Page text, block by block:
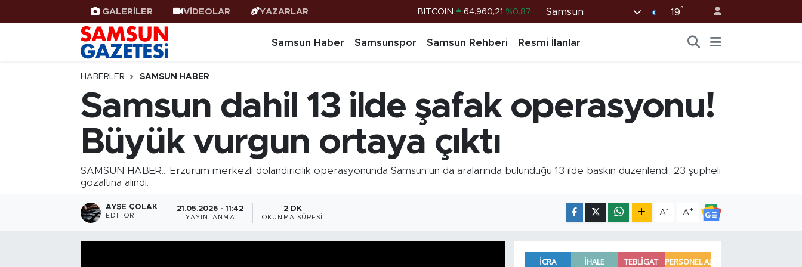
GALERİLER VİDEOLAR YAZARLAR DOLAR 47,7436 %0.18
BİST100 13.779 %-14
BITCOIN 64.960,21 %0.87
Samsun 19°
Samsun Haber Samsunspor Samsun Rehberi Resmi İlanlar
HABERLER SAMSUN HABER
Samsun dahil 13 ilde şafak operasyonu!
Büyük vurgun ortaya çıktı
SAMSUN HABER... Erzurum merkezli dolandırıcılık operasyonunda Samsun’un da aralarında bulunduğu 13 ilde baskın düzenlendi. 23 şüpheli
gözaltına alındı.
AYŞE ÇOLAK
EDITÖR
21.05.2026 - 11:42
YAYINLANMA
2 DK
OKUNMA SÜRESI
A- A+
Samsun Haber
Samsunspor
Samsun Rehberi
Resmi İlanlar
Samsun Nöbetçi Eczaneler
Samsun Hava Durumu
SAMSUN Namaz Vakitleri
Samsun Trafik Yoğunluk Haritası
Süper Lig Puan Durumu ve Fikstür